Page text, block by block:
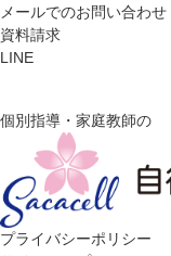
メールでのお問い合わせ
資料請求
LINE
個別指導・家庭教師の
プライバシーポリシー